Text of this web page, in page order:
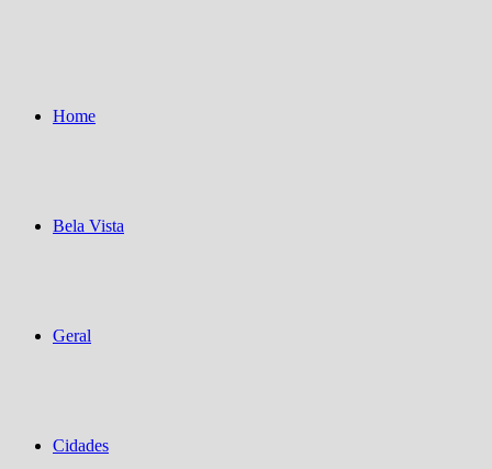
Home
Bela Vista
Geral
Cidades